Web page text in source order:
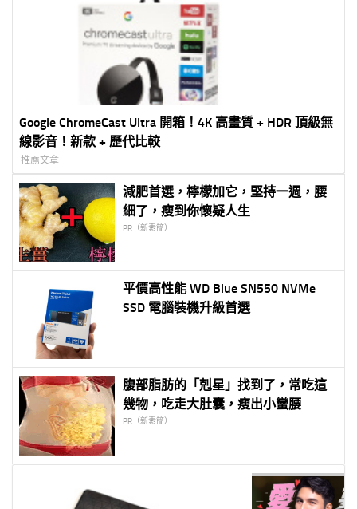
Google ChromeCast Ultra 開箱！4K 高畫質 + HDR 頂級無
線影音！新款 + 歷代比較
推薦文章
減肥首選，檸檬加它，堅持一週，腰
細了，瘦到你懷疑人生
PR（新素簡）
平價高性能 WD Blue SN550 NVMe
SSD 電腦裝機升級首選
腹部脂肪的「剋星」找到了，常吃這
幾物，吃走大肚囊，瘦出小蠻腰
PR（新素簡）